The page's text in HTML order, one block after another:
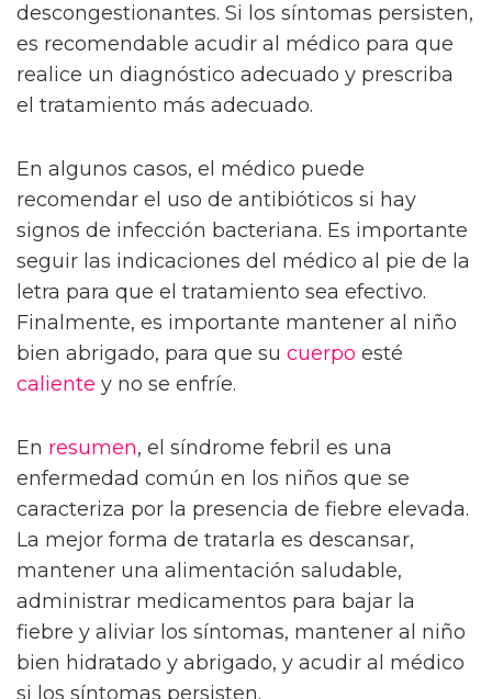
descongestionantes. Si los síntomas persisten,
es recomendable acudir al médico para que
realice un diagnóstico adecuado y prescriba
el tratamiento más adecuado.
En algunos casos, el médico puede
recomendar el uso de antibióticos si hay
signos de infección bacteriana. Es importante
seguir las indicaciones del médico al pie de la
letra para que el tratamiento sea efectivo.
Finalmente, es importante mantener al niño
bien abrigado, para que su cuerpo esté
caliente y no se enfríe.
En resumen, el síndrome febril es una
enfermedad común en los niños que se
caracteriza por la presencia de fiebre elevada.
La mejor forma de tratarla es descansar,
mantener una alimentación saludable,
administrar medicamentos para bajar la
fiebre y aliviar los síntomas, mantener al niño
bien hidratado y abrigado, y acudir al médico
si los síntomas persisten.